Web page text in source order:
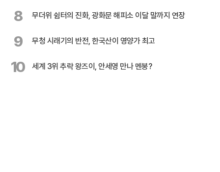
8 무더위 쉼터의 진화, 광화문 해피소 이달 말까지 연장
9 무청 시래기의 반전, 한국산이 영양가 최고
10 세계 3위 추락 왕즈이, 안세영 만나 멘붕?